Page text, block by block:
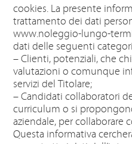
cookies. La presente
trattamento dei dati
www.noleggio-lungo-
dati delle seguenti
– Clienti, potenziali, che
valutazioni o comunque
servizi del Titolare;
– Candidati collaboratori
curriculum o si
aziendale, per collaborare
Questa informativa